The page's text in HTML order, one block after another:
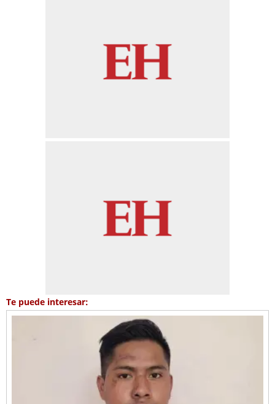
Te puede interesar: